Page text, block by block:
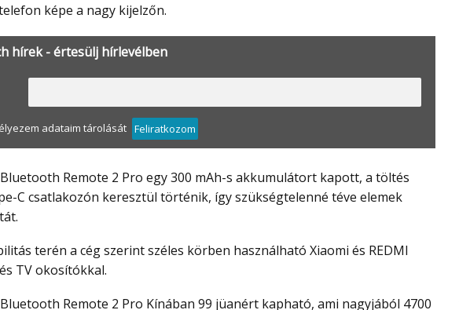
képe a nagy kijelzőn.
hírek - értesülj hírlevélben
adataim tárolását Feliratkozom
C csatlakozón keresztül történik, így szükségtelenné téve elemek
TV okosítókkal.